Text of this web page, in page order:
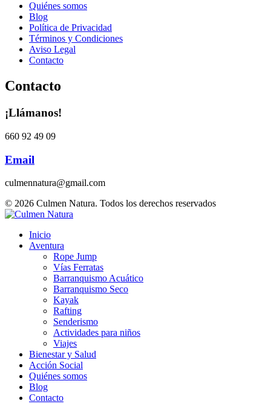
Quiénes somos
Blog
Política de Privacidad
Términos y Condiciones
Aviso Legal
Contacto
Contacto
¡Llámanos!
660 92 49 09
Email
culmennatura@gmail.com
© 2026 Culmen Natura. Todos los derechos reservados
Inicio
Aventura
Rope Jump
Vías Ferratas
Barranquismo Acuático
Barranquismo Seco
Kayak
Rafting
Senderismo
Actividades para niños
Viajes
Bienestar y Salud
Acción Social
Quiénes somos
Blog
Contacto